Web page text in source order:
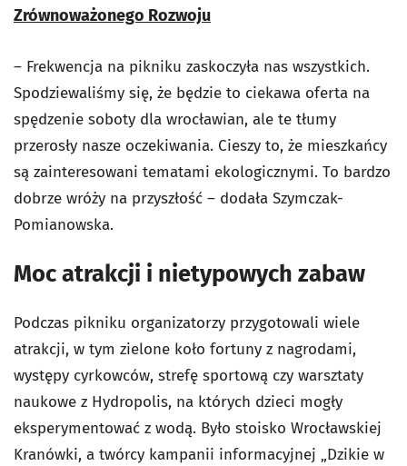
Zrównoważonego Rozwoju
– Frekwencja na pikniku zaskoczyła nas wszystkich.
Spodziewaliśmy się, że będzie to ciekawa oferta na
spędzenie soboty dla wrocławian, ale te tłumy
przerosły nasze oczekiwania. Cieszy to, że mieszkańcy
są zainteresowani tematami ekologicznymi. To bardzo
dobrze wróży na przyszłość – dodała Szymczak-
Pomianowska.
Moc atrakcji i nietypowych zabaw
Podczas pikniku organizatorzy przygotowali wiele
atrakcji, w tym zielone koło fortuny z nagrodami,
występy cyrkowców, strefę sportową czy warsztaty
naukowe z Hydropolis, na których dzieci mogły
eksperymentować z wodą. Było stoisko Wrocławskiej
Kranówki, a twórcy kampanii informacyjnej „Dzikie w